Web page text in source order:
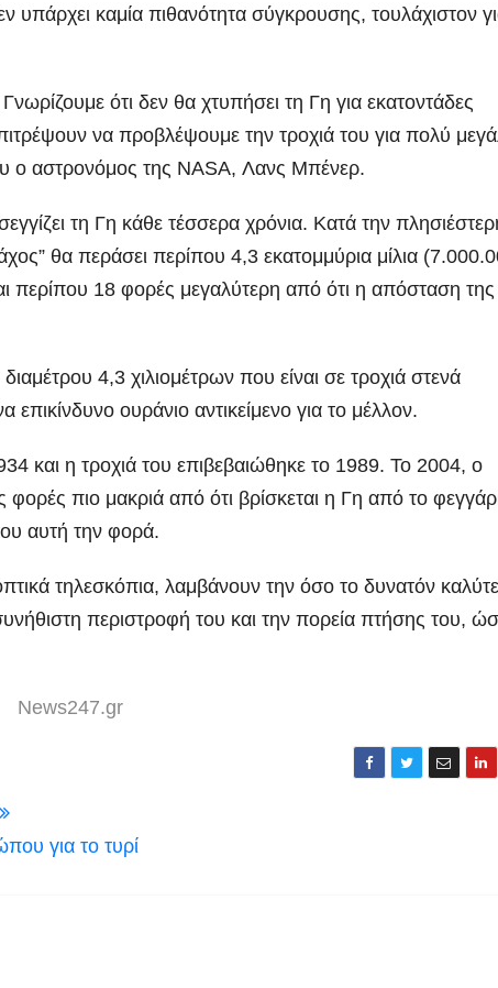
καμία πιθανότητα σύγκρουσης, τουλάχιστον
ότι δεν θα χτυπήσει τη Γη για εκατοντάδες
να προβλέψουμε την τροχιά του για πολύ
ο αστρονόμος της NASA, Λανς Μπένερ.
τη Γη κάθε τέσσερα χρόνια. Κατά την
θα περάσει περίπου 4,3 εκατομμύρια μίλια
περίπου 18 φορές μεγαλύτερη από ότι η απόσταση
4,3 χιλιομέτρων που είναι σε τροχιά στενά
ουράνιο αντικείμενο για το μέλλον.
και η τροχιά του επιβεβαιώθηκε το 1989. Το 2004, ο
πιο μακριά από ότι βρίσκεται η Γη από το
αυτή την φορά.
τηλεσκόπια, λαμβάνουν την όσο το δυνατόν
περιστροφή του και την πορεία πτήσης του,
Νews247.gr
για το τυρί